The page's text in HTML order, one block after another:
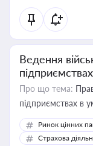
Ведення
підприємствах
Про що тема:
підприємствах в
Ринок цінних
Страхова